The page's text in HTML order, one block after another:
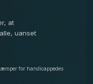
at
uanset
for handicappedes